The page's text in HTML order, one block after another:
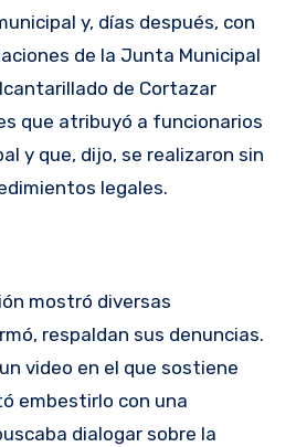
y, días después, con
de la Junta Municipal
de Cortazar
que atribuyó a funcionarios
y que, dijo, se realizaron sin
legales.
mostró diversas
respaldan sus denuncias.
video en el que sostiene
embestirlo con una
dialogar sobre la